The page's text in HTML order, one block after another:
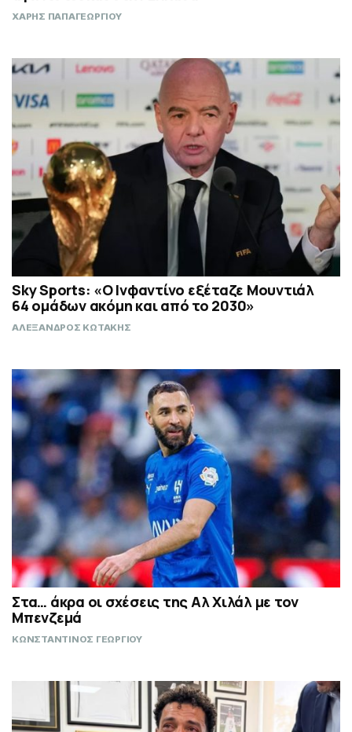
ΧΑΡΗΣ ΠΑΠΑΓΕΩΡΓΙΟΥ
Sky Sports: «O Ινφαντίνο εξέταζε Μουντιάλ
64 ομάδων ακόμη και από το 2030»
ΑΛΕΞΑΝΔΡΟΣ ΚΩΤΑΚΗΣ
Στα… άκρα οι σχέσεις της Αλ Χιλάλ με τον
Μπενζεμά
ΚΩΝΣΤΑΝΤΙΝΟΣ ΓΕΩΡΓΙΟΥ